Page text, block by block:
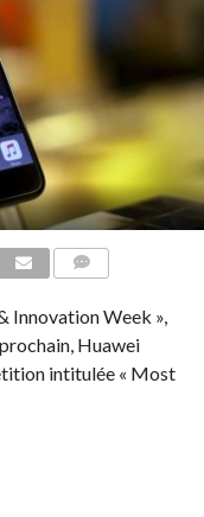
Innovation Week »,
Huawei
intitulée « Most